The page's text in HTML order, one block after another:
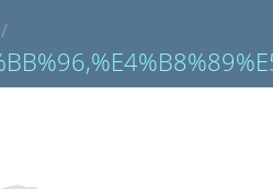
/